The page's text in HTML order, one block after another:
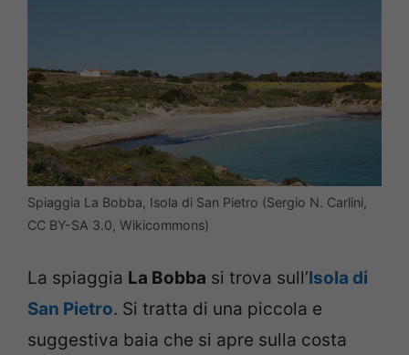
Spiaggia La Bobba, Isola di San Pietro (Sergio N. Carlini,
CC BY-SA 3.0, Wikicommons)
La spiaggia La Bobba si trova sull’Isola di
San Pietro. Si tratta di una piccola e
suggestiva baia che si apre sulla costa